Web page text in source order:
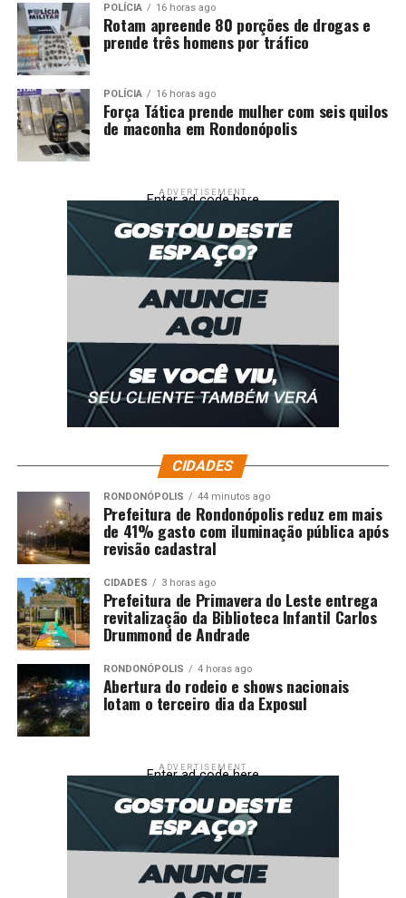
POLÍCIA 16 horas ago
Rotam apreende 80 porções de drogas e
prende três homens por tráfico
POLÍCIA 16 horas ago
Força Tática prende mulher com seis quilos
de maconha em Rondonópolis
ADVERTISEMENT
Enter ad code here
CIDADES
RONDONÓPOLIS 44 minutos ago
Prefeitura de Rondonópolis reduz em mais
de 41% gasto com iluminação pública após
revisão cadastral
CIDADES 3 horas ago
Prefeitura de Primavera do Leste entrega
revitalização da Biblioteca Infantil Carlos
Drummond de Andrade
RONDONÓPOLIS 4 horas ago
Abertura do rodeio e shows nacionais
lotam o terceiro dia da Exposul
ADVERTISEMENT
Enter ad code here